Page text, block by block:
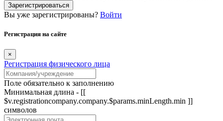
Зарегистрироваться
Вы уже зарегистрированы? Войти
Регистрация на сайте
×
Регистрация физического лица
Поле обязательно к заполнению
Минимальная длина - [[
$v.registrationcompany.company.$params.minLength.min ]]
символов